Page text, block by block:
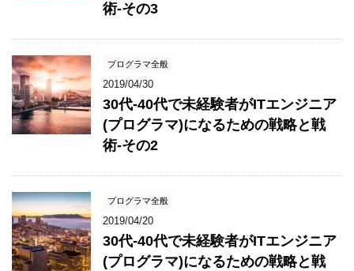
術-その3
プログラマ全般
2019/04/30
30代-40代で未経験者がITエンジニア
(プログラマ)になるための戦略と戦
術-その2
プログラマ全般
2019/04/20
30代-40代で未経験者がITエンジニア
(プログラマ)になるための戦略と戦